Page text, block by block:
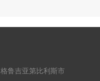
格鲁吉亚第比利斯市